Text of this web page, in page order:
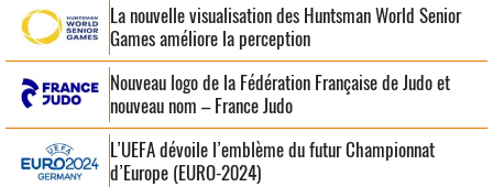
La nouvelle visualisation des Huntsman World Senior
Games améliore la perception
Nouveau logo de la Fédération Française de Judo et
nouveau nom – France Judo
L’UEFA dévoile l’emblème du futur Championnat
d’Europe (EURO-2024)